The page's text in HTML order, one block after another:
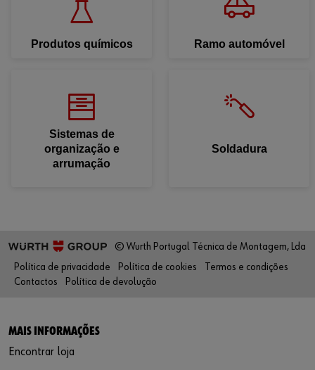
Produtos químicos Ramo automóvel
Sistemas de
organização e
arrumação
Soldadura
© Wurth Portugal Técnica de Montagem, Lda
Política de privacidade
Política de cookies
Termos e condições
Contactos
Política de devolução
MAIS INFORMAÇÕES
Encontrar loja